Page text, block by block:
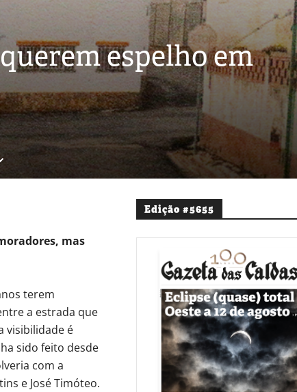
espelho em
mas
terem
a estrada que
visibilidade é
sido feito desde
com a
e José Timóteo.
Edição #5655